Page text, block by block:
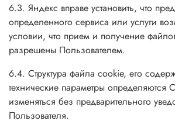
6.3. Яндекс вправе установить, что
определенного сервиса или услуги
условии, что прием и получение
разрешены Пользователем.
6.4. Структура файла cookie, его
технические параметры определяются
изменяться без предварительного
Пользователя.